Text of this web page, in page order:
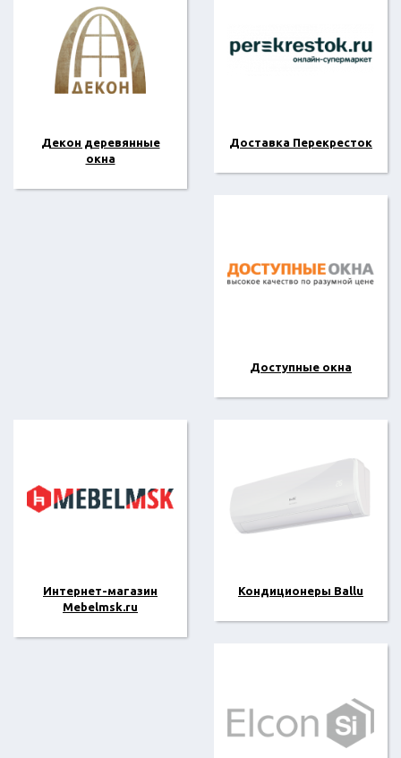
Декон деревянные
окна
Доставка Перекресток
Доступные окна
Интернет-магазин
Mebelmsk.ru
Кондиционеры Ballu